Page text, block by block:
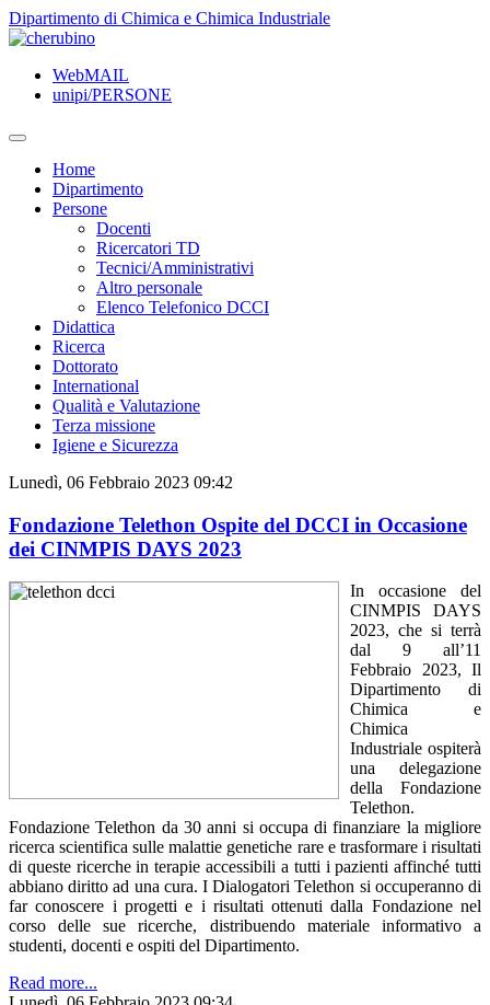
TPL_UNIPI_SKIP_TO_CONTENT
Dipartimento di Chimica e Chimica Industriale
WebMAIL
unipi/PERSONE
Home
Dipartimento
Persone
Docenti
Ricercatori TD
Tecnici/Amministrativi
Altro personale
Elenco Telefonico DCCI
Didattica
Ricerca
Dottorato
International
Qualità e Valutazione
Terza missione
Igiene e Sicurezza
Lunedì, 06 Febbraio 2023 09:42
Fondazione Telethon Ospite del DCCI in Occasione
dei CINMPIS DAYS 2023
In occasione del
CINMPIS DAYS
2023, che si terrà
dal 9 all’11
Febbraio 2023, Il
Dipartimento di
Chimica e
Chimica
Industriale ospiterà
una delegazione
della Fondazione
Telethon.
Fondazione Telethon da 30 anni si occupa di finanziare la migliore
ricerca scientifica sulle malattie genetiche rare e trasformare i risultati
di queste ricerche in terapie accessibili a tutti i pazienti affinché tutti
abbiano diritto ad una cura. I Dialogatori Telethon si occuperanno di
far conoscere i progetti e i risultati ottenuti dalla Fondazione nel
corso delle sue ricerche, distribuendo materiale informativo a
studenti, docenti e ospiti del Dipartimento.
Read more...